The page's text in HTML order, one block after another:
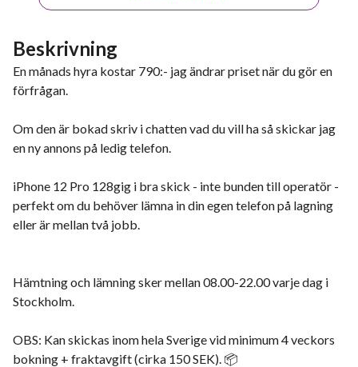
Beskrivning
En månads hyra kostar 790:- jag ändrar priset när du gör en
förfrågan.
Om den är bokad skriv i chatten vad du vill ha så skickar jag
en ny annons på ledig telefon.
iPhone 12 Pro 128gig i bra skick - inte bunden till operatör -
perfekt om du behöver lämna in din egen telefon på lagning
eller är mellan två jobb.
Hämtning och lämning sker mellan 08.00-22.00 varje dag i
Stockholm.
OBS: Kan skickas inom hela Sverige vid minimum 4 veckors
bokning + fraktavgift (cirka 150 SEK). 📦